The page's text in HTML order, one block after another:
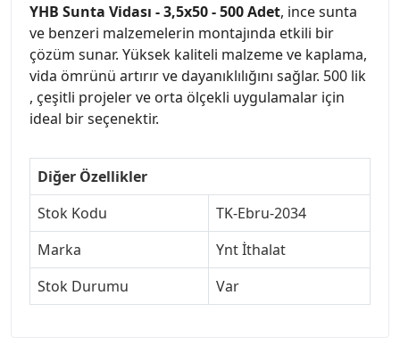
YHB Sunta Vidası - 3,5x50 - 500 Adet, ince sunta
ve benzeri malzemelerin montajında etkili bir
çözüm sunar. Yüksek kaliteli malzeme ve kaplama,
vida ömrünü artırır ve dayanıklılığını sağlar. 500 lik
, çeşitli projeler ve orta ölçekli uygulamalar için
ideal bir seçenektir.
Diğer Özellikler
Stok Kodu
TK-Ebru-2034
Marka
Ynt İthalat
Stok Durumu
Var